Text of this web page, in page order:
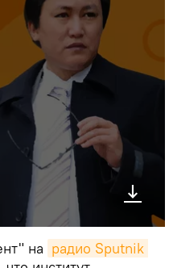
на радио Sputnik